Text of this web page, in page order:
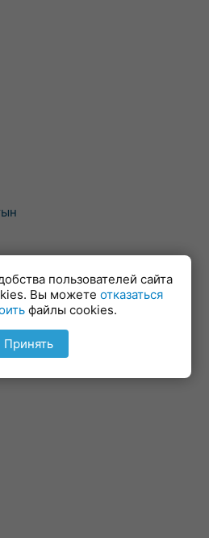
пользователей сайта
Вы можете отказаться
файлы cookies.
Принять